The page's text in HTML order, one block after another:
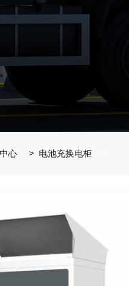
心 电池充换电柜